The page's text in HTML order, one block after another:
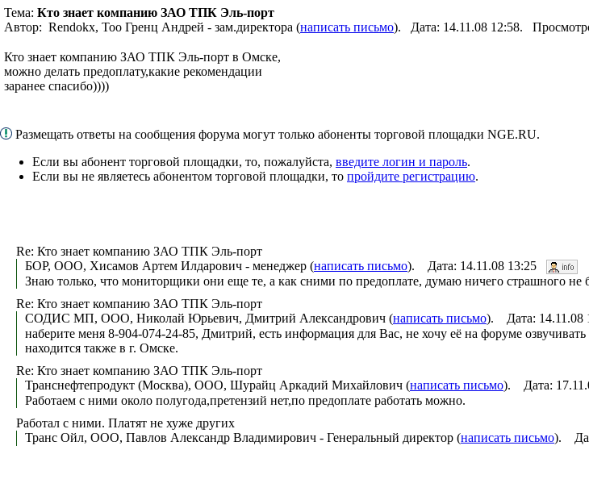
Тема: Кто знает компанию ЗАО ТПК Эль-порт
Автор: Rendokx, Тоо Гренц Андрей - зам.директора (написать письмо). Дата: 14.11.08 12:58.
Кто знает компанию ЗАО ТПК Эль-порт в Омске,
можно делать предоплату,какие рекомендации
заранее спасибо))))
Размещать ответы на сообщения форума могут только абоненты торговой площадки NGE.RU.
Если вы абонент торговой площадки, то, пожалуйста, введите логин и пароль.
Если вы не являетесь абонентом торговой площадки, то пройдите регистрацию.
Re: Кто знает компанию ЗАО ТПК Эль-порт
БОР, ООО, Хисамов Артем Илдарович - менеджер (написать письмо). Дата: 14.11.08 13:25
Знаю только, что мониторщики они еще те, а как сними по предоплате, думаю ничего страшного не
Re: Кто знает компанию ЗАО ТПК Эль-порт
СОДИС МП, ООО, Николай Юрьевич, Дмитрий Александрович (написать письмо). Дата: 14.11.08
наберите меня 8-904-074-24-85, Дмитрий, есть информация для Вас, не хочу её на форуме
находится также в г. Омске.
Re: Кто знает компанию ЗАО ТПК Эль-порт
Транснефтепродукт (Москва), ООО, Шурайц Аркадий Михайлович (написать письмо). Дата:
Работаем с ними около полугода,претензий нет,по предоплате работать можно.
Работал с ними. Платят не хуже других
Транс Ойл, ООО, Павлов Александр Владимирович - Генеральный директор (написать письмо).